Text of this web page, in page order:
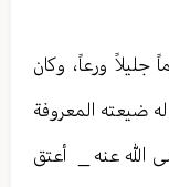
ورعاً، وكان
ضيعته المعروفة
الله عنه _ أعتق